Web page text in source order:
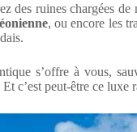
des ruines chargées de
, ou encore les
s’offre à vous,
Et c’est peut-être ce luxe